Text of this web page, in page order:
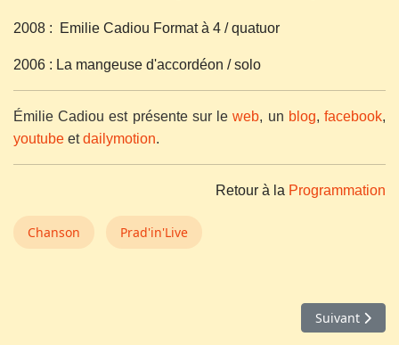
2008 : Emilie Cadiou Format à 4 / quatuor
2006 : La mangeuse d'accordéon / solo
Émilie Cadiou est présente sur leweb, un blog,facebook,
youtube etdailymotion.
Retour à la Programmation
Chanson Prad'in'Live
Article
Suivant